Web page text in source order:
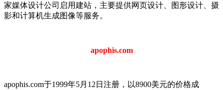
家媒体设计公司启用建站，主要提供网页设计、图形设计、摄
影和计算机生成图像等服务。
apophis.com
apophis.com于1999年5月12日注册，以8900美元的价格成